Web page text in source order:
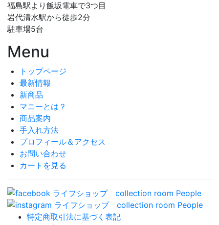
福島駅より飯坂電車で3つ目
岩代清水駅から徒歩2分
駐車場5台
Menu
トップページ
最新情報
新商品
マニーとは？
商品案内
手入れ方法
プロフィール＆アクセス
お問い合わせ
カートを見る
特定商取引法に基づく表記